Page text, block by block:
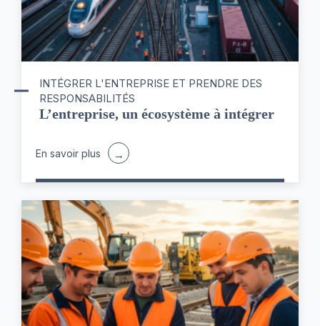
INTÉGRER L'ENTREPRISE ET PRENDRE DES
RESPONSABILITÉS
L’entreprise, un écosystème à intégrer
En savoir plus